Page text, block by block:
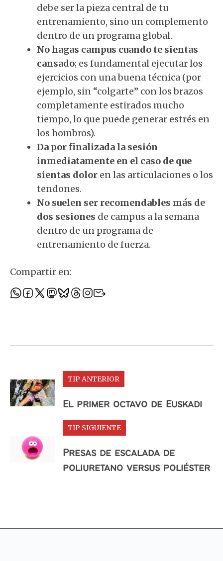
debe ser la pieza central de tu
entrenamiento, sino un complemento
dentro de un programa global.
No hagas campus cuando te sientas
cansado; es fundamental ejecutar los
ejercicios con una buena técnica (por
ejemplo, sin “colgarte” con los brazos
completamente estirados mucho
tiempo, lo que puede generar estrés en
los hombros).
Da por finalizada la sesión
inmediatamente en el caso de que
sientas dolor en las articulaciones o los
tendones.
No suelen ser recomendables más de
dos sesiones de campus a la semana
dentro de un programa de
entrenamiento de fuerza.
Compartir en:
TIP ANTERIOR
El primer octavo de Euskadi
TIP SIGUIENTE
Presas de escalada de
poliuretano versus poliéster